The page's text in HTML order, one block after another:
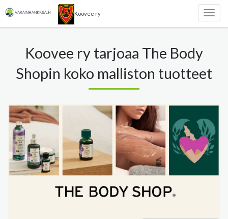
Koovee ry
Koovee ry tarjoaa The Body
Shopin koko malliston tuotteet